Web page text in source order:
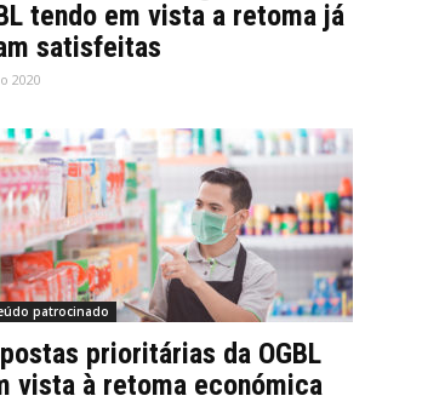
tendo em vista a retoma já
satisfeitas
2020
patrocinado
prioritárias da OGBL
vista à retoma económica